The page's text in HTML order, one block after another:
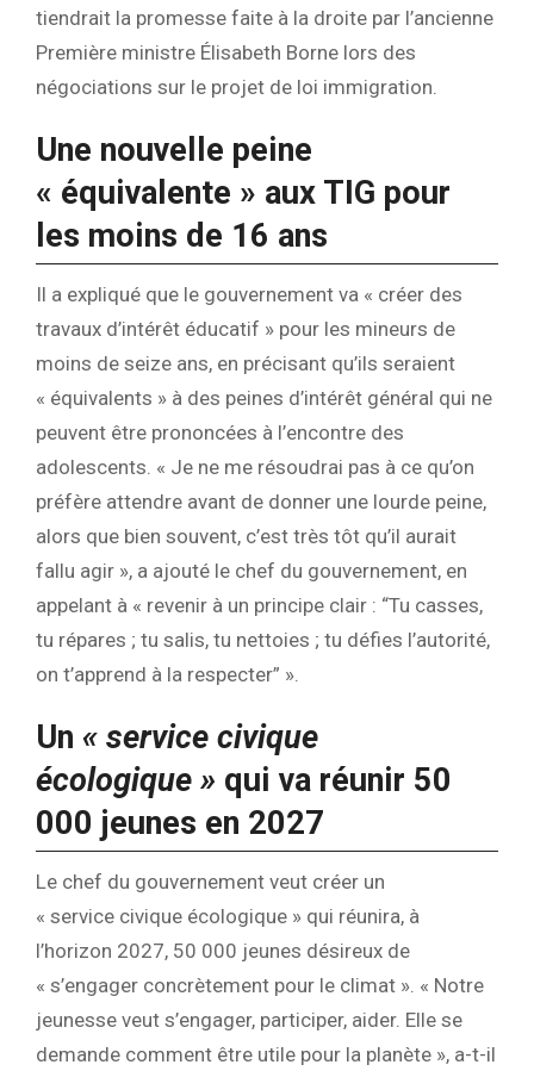
tiendrait la promesse faite à la droite par l’ancienne
Première ministre Élisabeth Borne lors des
négociations sur le projet de loi immigration.
Une nouvelle peine
« équivalente » aux TIG pour
les moins de 16 ans
Il a expliqué que le gouvernement va « créer des
travaux d’intérêt éducatif » pour les mineurs de
moins de seize ans, en précisant qu’ils seraient
« équivalents » à des peines d’intérêt général qui ne
peuvent être prononcées à l’encontre des
adolescents. « Je ne me résoudrai pas à ce qu’on
préfère attendre avant de donner une lourde peine,
alors que bien souvent, c’est très tôt qu’il aurait
fallu agir », a ajouté le chef du gouvernement, en
appelant à « revenir à un principe clair : “Tu casses,
tu répares ; tu salis, tu nettoies ; tu défies l’autorité,
on t’apprend à la respecter” ».
Un « service civique
écologique » qui va réunir 50
000 jeunes en 2027
Le chef du gouvernement veut créer un
« service civique écologique » qui réunira, à
l’horizon 2027, 50 000 jeunes désireux de
« s’engager concrètement pour le climat ». « Notre
jeunesse veut s’engager, participer, aider. Elle se
demande comment être utile pour la planète », a-t-il